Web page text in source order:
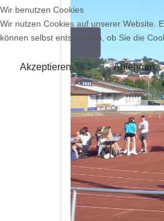
Wir benutzen Cookies
Wir nutzen Cookies auf unserer Website.
können selbst entscheiden, ob Sie die
Akzeptieren Ablehnen